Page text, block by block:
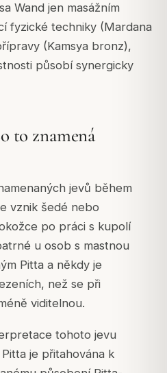
Wand jen masážním
fyzické techniky (Mardana
(Kamsya bronz),
působí synergicky
to znamená
jevů během
vznik šedé nebo
po práci s kupolí
u osob s mastnou
Pitta a někdy je
než se při
viditelnou.
tohoto jevu
je přitahována k